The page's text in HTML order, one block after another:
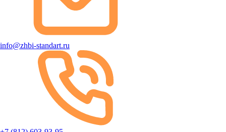
info@zhbi-standart.ru